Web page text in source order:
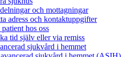
och mottagningar
adress och kontaktuppgifter
hos oss
tid själv eller via remiss
sjukvård i hemmet